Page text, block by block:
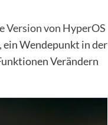
Version von HyperOS
Wendepunkt in der
Verändern